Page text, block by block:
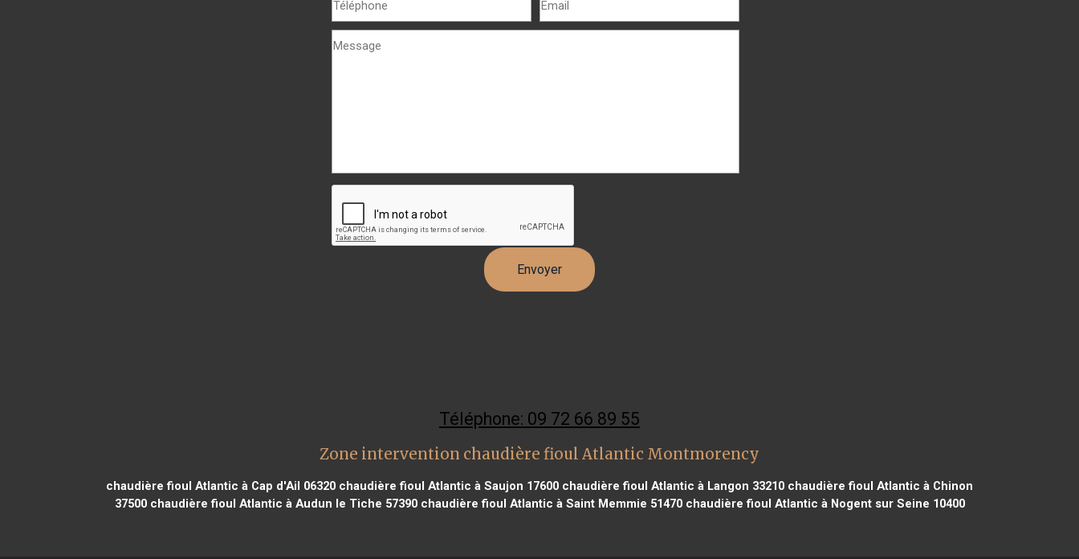
Téléphone: 09 72 66 89 55
Zone intervention chaudière fioul Atlantic Montmorency
chaudière fioul Atlantic à Cap d'Ail 06320 chaudière fioul Atlantic à Saujon 17600 chaudière fioul Atlantic à Langon 33210 chaudière fioul Atlantic à Chinon
37500chaudière fioul Atlantic à Audun le Tiche 57390chaudière fioul Atlantic à Saint Memmie 51470chaudière fioul Atlantic à Nogent sur Seine 10400